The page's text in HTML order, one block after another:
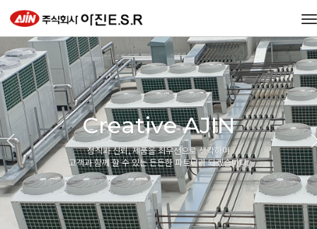
Creative AJIN
정직과 신뢰, 제품을 최우선으로 생각하며
고객과 함께 할 수 있는 든든한 파트너가 되겠습니다.